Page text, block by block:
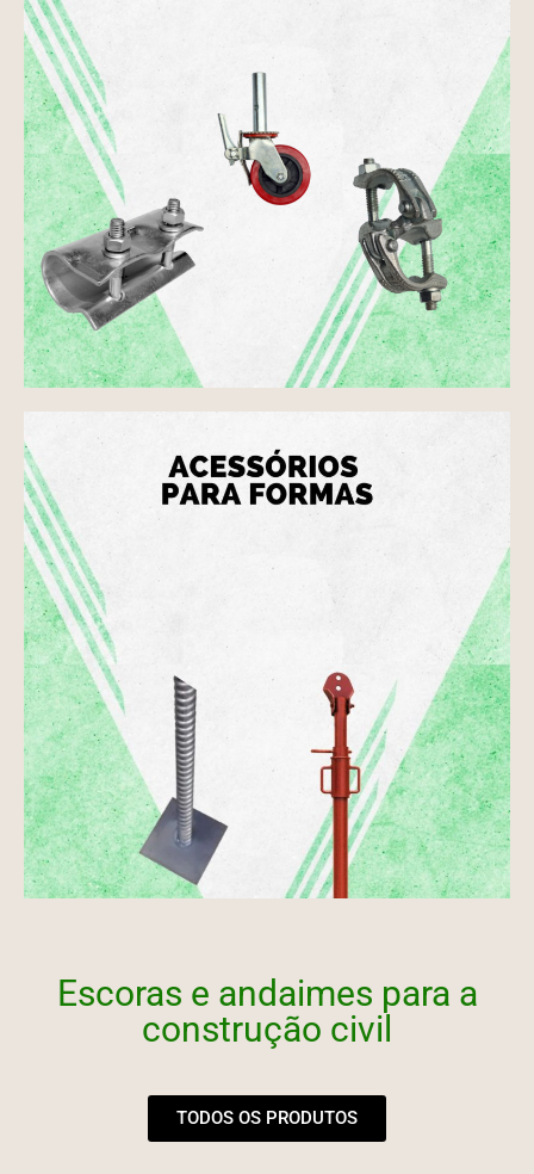
Escoras e andaimes para a
construção civil
TODOS OS PRODUTOS